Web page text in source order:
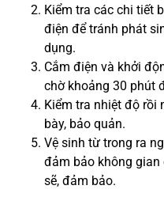
Kiểm tra các chi tiết
điện để tránh phát
dụng.
Cắm điện và khởi
chờ khoảng 30 phút
Kiểm tra nhiệt độ rồi
bày, bảo quản.
Vệ sinh từ trong ra
đảm bảo không
sẽ, đảm bảo.